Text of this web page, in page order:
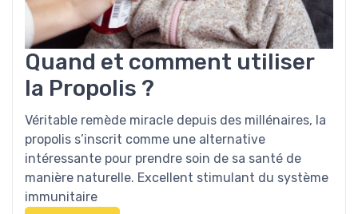
Quand et comment utiliser
la Propolis ?
Véritable remède miracle depuis des millénaires, la
propolis s’inscrit comme une alternative
intéressante pour prendre soin de sa santé de
manière naturelle. Excellent stimulant du système
immunitaire